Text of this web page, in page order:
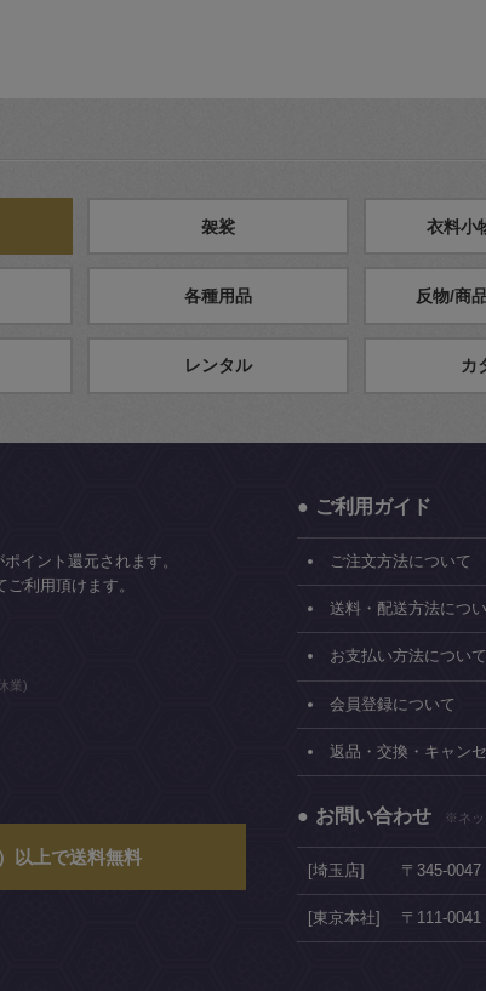
袈裟 衣料小
各種用品 反物/商
レンタル カ
イント還元されます。
利用頂けます。
業)
以上で送料無料
ご利用ガイド
ご注文方法について
送料・配送方法につ
お支払い方法について
会員登録について
返品・交換・キャン
お問い合わせ ※ネッ
[埼玉店] 〒345-
[東京本社] 〒111-